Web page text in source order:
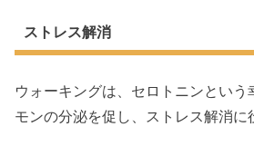
ストレス解消
ウォーキングは、セロトニンとい
モンの分泌を促し、ストレス解消に